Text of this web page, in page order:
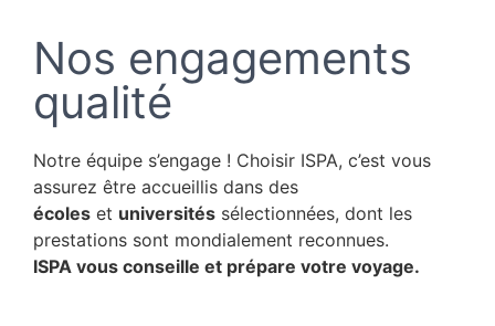
Nos engagements
qualité
Notre équipe s’engage ! Choisir ISPA, c’est vous
assurez être accueillis dans des
écoles et universités sélectionnées, dont les
prestations sont mondialement reconnues.
ISPA vous conseille et prépare votre voyage.